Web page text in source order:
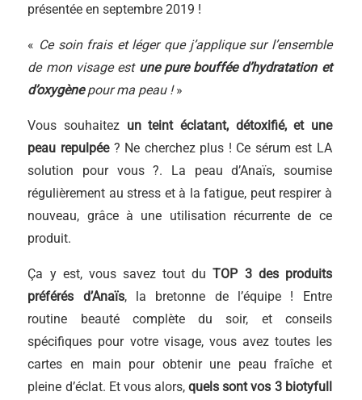
présentée en septembre 2019 !
« Ce soin frais et léger que j’applique sur l’ensemble
de mon visage est une pure bouffée d’hydratation et
d’oxygènepour ma peau !»
Vous souhaitez un teint éclatant, détoxifié, et une
peau repulpée? Ne cherchez plus ! Ce sérum est LA
solution pour vous ?. La peau d’Anaïs, soumise
régulièrement au stress et à la fatigue, peut respirer à
nouveau, grâce à une utilisation récurrente de ce
produit.
Ça y est, vous savez tout duTOP 3 des produits
préférés d’Anaïs, la bretonne de l’équipe ! Entre
routine beauté complète du soir, et conseils
spécifiques pour votre visage, vous avez toutes les
cartes en main pour obtenir une peau fraîche et
pleine d’éclat. Et vous alors,quels sont vos 3 biotyfull